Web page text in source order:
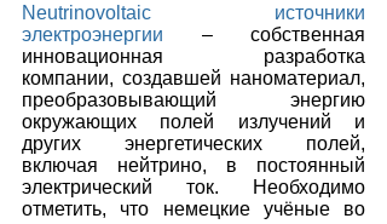
Neutrinovoltaic источники
электроэнергии – собственная
инновационная разработка
компании, создавшей наноматериал,
преобразовывающий энергию
окружающих полей излучений и
других энергетических полей,
включая нейтрино, в постоянный
электрический ток. Необходимо
отметить, что немецкие учёные во